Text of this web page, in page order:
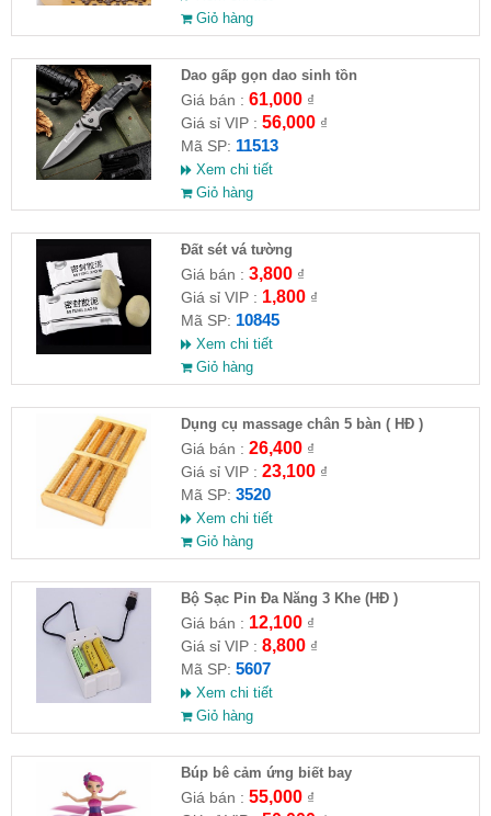
Giỏ hàng
Dao gấp gọn dao sinh tồn
Giá bán : 61,000₫
Giá sỉ VIP : 56,000₫
Mã SP: 11513
Xem chi tiết
Giỏ hàng
Đất sét vá tường
Giá bán : 3,800₫
Giá sỉ VIP : 1,800₫
Mã SP: 10845
Xem chi tiết
Giỏ hàng
Dụng cụ massage chân 5 bàn ( HĐ )
Giá bán : 26,400₫
Giá sỉ VIP : 23,100₫
Mã SP: 3520
Xem chi tiết
Giỏ hàng
Bộ Sạc Pin Đa Năng 3 Khe (HĐ )
Giá bán : 12,100₫
Giá sỉ VIP : 8,800₫
Mã SP: 5607
Xem chi tiết
Giỏ hàng
​Búp bê cảm ứng biết bay
Giá bán : 55,000₫